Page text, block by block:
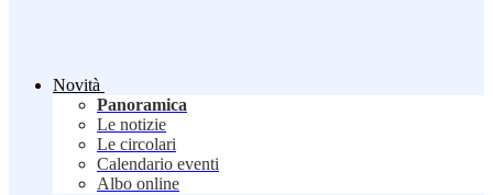
Novità
Panoramica
Le notizie
Le circolari
Calendario eventi
Albo online